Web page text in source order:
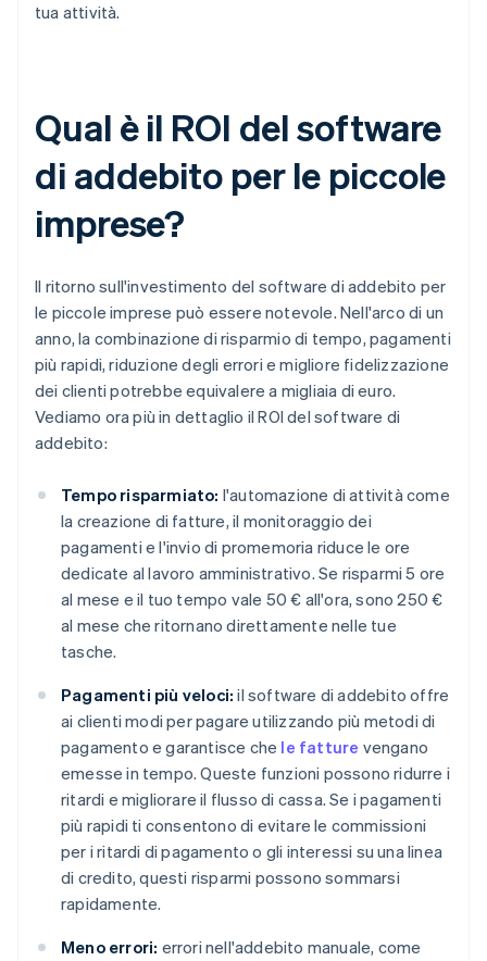
tua attività.
Qual è il ROI del software
di addebito per le piccole
imprese?
Il ritorno sull'investimento del software di addebito per
le piccole imprese può essere notevole. Nell'arco di un
anno, la combinazione di risparmio di tempo, pagamenti
più rapidi, riduzione degli errori e migliore fidelizzazione
dei clienti potrebbe equivalere a migliaia di euro.
Vediamo ora più in dettaglio il ROI del software di
addebito:
Tempo risparmiato: l'automazione di attività come
la creazione di fatture, il monitoraggio dei
pagamenti e l'invio di promemoria riduce le ore
dedicate al lavoro amministrativo. Se risparmi 5 ore
al mese e il tuo tempo vale 50 € all'ora, sono 250 €
al mese che ritornano direttamente nelle tue
tasche.
Pagamenti più veloci: il software di addebito offre
ai clienti modi per pagare utilizzando più metodi di
pagamento e garantisce che le fatture vengano
emesse in tempo. Queste funzioni possono ridurre i
ritardi e migliorare il flusso di cassa. Se i pagamenti
più rapidi ti consentono di evitare le commissioni
per i ritardi di pagamento o gli interessi su una linea
di credito, questi risparmi possono sommarsi
rapidamente.
Meno errori: errori nell'addebito manuale, come